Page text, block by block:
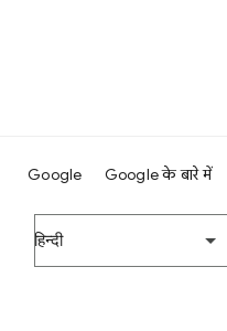
Google Google के बारे में
हिन्दी